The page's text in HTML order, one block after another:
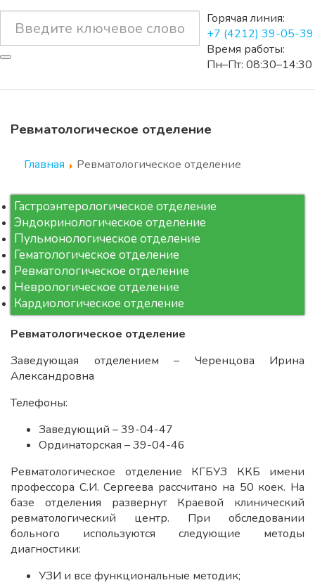
Горячая линия:
+7 (4212) 39-05-39
Время работы:
Пн–Пт: 08:30–14:30
Ревматологическое отделение
Главная Ревматологическое отделение
Гастроэнтерологическое отделение
Эндокринологическое отделение
Пульмонологическое отделение
Гематологическое отделение
Ревматологическое отделение
Неврологическое отделение
Кардиологическое отделение
Ревматологическое отделение
Заведующая отделением – Черенцова Ирина
Александровна
Телефоны:
Заведующий – 39-04-47
Ординаторская – 39-04-46
Ревматологическое отделение КГБУЗ ККБ имени
профессора С.И. Сергеева рассчитано на 50 коек. На
базе отделения развернут Краевой клинический
ревматологический центр. При обследовании
больного используются следующие методы
диагностики:
УЗИ и все функциональные методик;